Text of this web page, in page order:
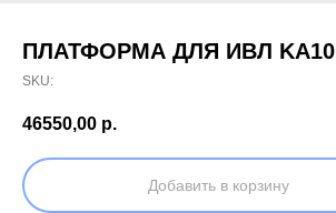
ПЛАТФОРМА ДЛЯ ИВЛ KA10
SKU:
46550,00 р.
Добавить в корзину